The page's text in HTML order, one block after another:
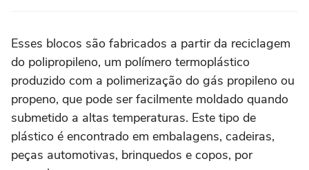
Esses blocos são fabricados a partir da reciclagem
do polipropileno, um polímero termoplástico
produzido com a polimerização do gás propileno ou
propeno, que pode ser facilmente moldado quando
submetido a altas temperaturas. Este tipo de
plástico é encontrado em embalagens, cadeiras,
peças automotivas, brinquedos e copos, por